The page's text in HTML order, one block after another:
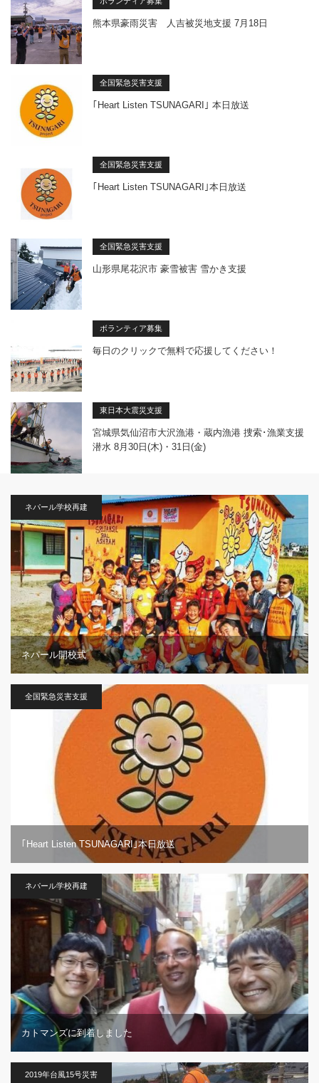
熊本県豪雨災害 人吉被災地支援 7月18日
全国緊急災害支援
｢Heart Listen TSUNAGARI｣ 本日放送
全国緊急災害支援
｢Heart Listen TSUNAGARI｣本日放送
全国緊急災害支援
山形県尾花沢市 豪雪被害 雪かき支援
ボランティア募集
毎日のクリックで無料で応援してください！
東日本大震災支援
宮城県気仙沼市大沢漁港・蔵内漁港 捜索･漁業支援
潜水 8月30日(木)・31日(金)
ネパール学校再建
ネパール開校式
全国緊急災害支援
｢Heart Listen TSUNAGARI｣本日放送
ネパール学校再建
カトマンズに到着しました
2019年台風15号災害